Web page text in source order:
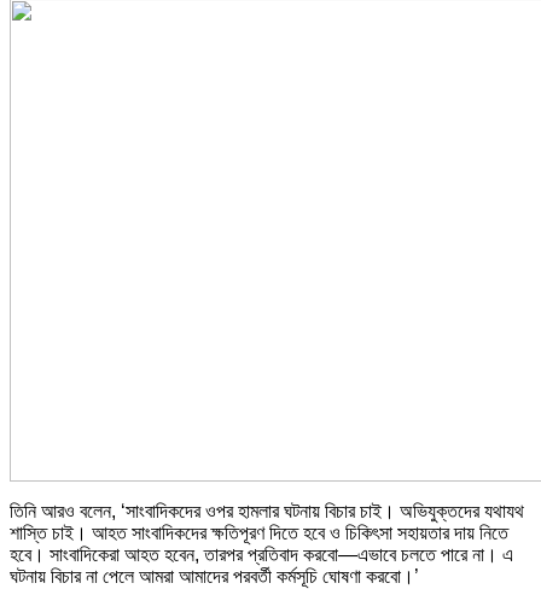
তিনি আরও বলেন, ‘সাংবাদিকদের ওপর হামলার ঘটনায় বিচার চাই। অভিযুক্তদের যথাযথ
শাস্তি চাই। আহত সাংবাদিকদের ক্ষতিপূরণ দিতে হবে ও চিকিৎসা সহায়তার দায় নিতে
হবে। সাংবাদিকেরা আহত হবেন, তারপর প্রতিবাদ করবো—এভাবে চলতে পারে না। এ
ঘটনায় বিচার না পেলে আমরা আমাদের পরবর্তী কর্মসূচি ঘোষণা করবো।’